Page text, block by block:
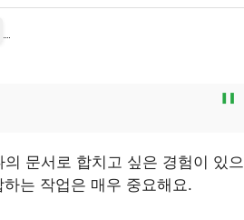
문서로 합치고 싶은 경험이 있으
는 작업은 매우 중요해요.